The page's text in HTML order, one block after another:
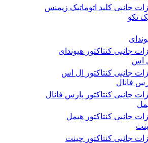
جانبی کلید اتوماتیک زیمنس
تکو
جانبی کنتاکتور هیوندای
اس
جانبی کنتاکتور ال اس
فانال
جانبی کنتاکتور پارس فانال
جانبی کنتاکتور هیمل
جانبی کنتاکتور چینت